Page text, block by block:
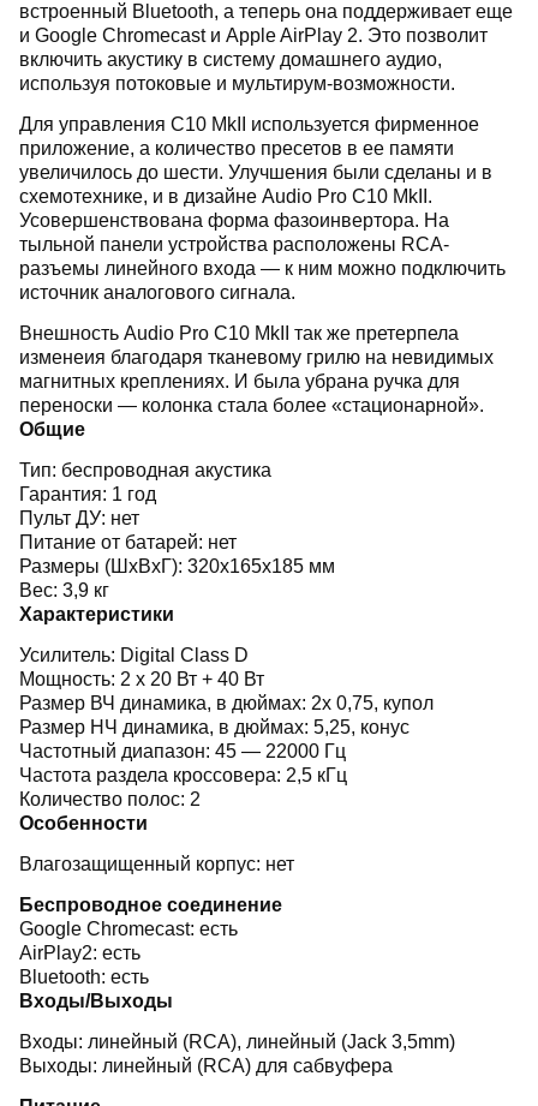
встроенный Bluetooth, а теперь она поддерживает еще
и Google Chromecast и Apple AirPlay 2. Это позволит
включить акустику в систему домашнего аудио,
используя потоковые и мультирум-возможности.
Для управления C10 MkII используется фирменное
приложение, а количество пресетов в ее памяти
увеличилось до шести. Улучшения были сделаны и в
схемотехнике, и в дизайне Audio Pro C10 MkII.
Усовершенствована форма фазоинвертора. На
тыльной панели устройства расположены RCA-
разъемы линейного входа — к ним можно подключить
источник аналогового сигнала.
Внешность Audio Pro C10 MkII так же претерпела
изменеия благодаря тканевому грилю на невидимых
магнитных креплениях. И была убрана ручка для
переноски — колонка стала более «стационарной».
Общие
Тип: беспроводная акустика
Гарантия: 1 год
Пульт ДУ: нет
Питание от батарей: нет
Размеры (ШхВхГ): 320х165х185 мм
Вес: 3,9 кг
Характеристики
Усилитель: Digital Class D
Мощность: 2 x 20 Вт + 40 Вт
Размер ВЧ динамика, в дюймах: 2х 0,75, купол
Размер НЧ динамика, в дюймах: 5,25, конус
Частотный диапазон: 45 — 22000 Гц
Частота раздела кроссовера: 2,5 кГц
Количество полос: 2
Особенности
Влагозащищенный корпус: нет
Беспроводное соединение
Google Chromecast: есть
AirPlay2: есть
Bluetooth: есть
Входы/Выходы
Входы: линейный (RCA), линейный (Jack 3,5mm)
Выходы: линейный (RCA) для сабвуфера